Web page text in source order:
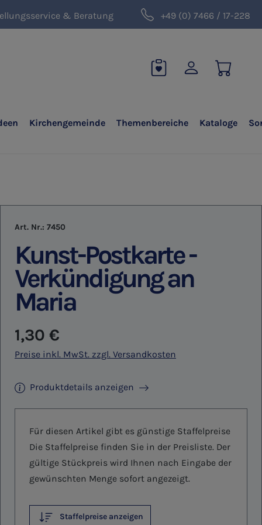
& Beratung +49 (0) 7466 / 17-228
Kirchengemeinde Themenbereiche Kataloge
Art. Nr.: 7450
Kunst-Postkarte -
Verkündigung an
Maria
Regulärer Preis:
1,30 €
Preise inkl. MwSt. zzgl. Versandkosten
Produktdetails anzeigen
Für diesen Artikel gibt es günstige Staffelpreise
Die Staffelpreise finden Sie in der Preisliste. Der
gültige Stückpreis wird Ihnen nach Eingabe der
gewünschten Menge sofort angezeigt.
Staffelpreise anzeigen